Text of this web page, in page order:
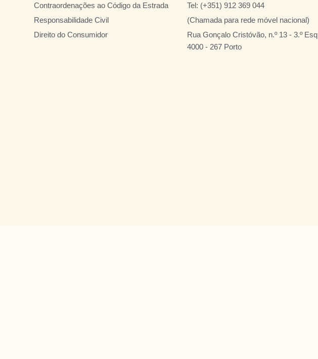
Contraordenações ao Código da Estrada
Responsabilidade Civil
Direito do Consumidor
Tel: (+351) 912 369 044
(Chamada para rede móvel nacional)
Rua Gonçalo Cristóvão, n.º 13 - 3.º Esq
4000 - 267 Porto